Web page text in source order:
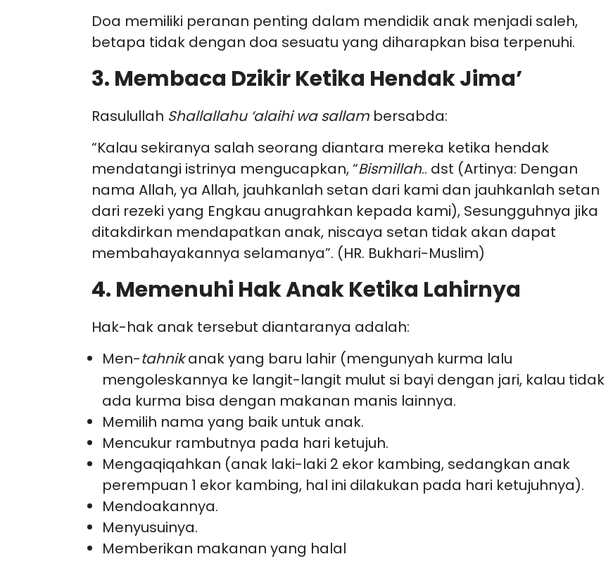
Doa memiliki peranan penting dalam mendidik anak menjadi saleh,
betapa tidak dengan doa sesuatu yang diharapkan bisa terpenuhi.
3. Membaca Dzikir Ketika Hendak Jima’
Rasulullah Shallallahu ‘alaihi wa sallam bersabda:
“Kalau sekiranya salah seorang diantara mereka ketika hendak
mendatangi istrinya mengucapkan, “Bismillah.. dst (Artinya: Dengan
nama Allah, ya Allah, jauhkanlah setan dari kami dan jauhkanlah setan
dari rezeki yang Engkau anugrahkan kepada kami), Sesungguhnya jika
ditakdirkan mendapatkan anak, niscaya setan tidak akan dapat
membahayakannya selamanya”. (HR. Bukhari-Muslim)
4. Memenuhi Hak Anak Ketika Lahirnya
Hak-hak anak tersebut diantaranya adalah:
Men-tahnikanak yang baru lahir (mengunyah kurma lalu
mengoleskannya ke langit-langit mulut si bayi dengan jari, kalau tidak
ada kurma bisa dengan makanan manis lainnya.
Memilih nama yang baik untuk anak.
Mencukur rambutnya pada hari ketujuh.
Mengaqiqahkan (anak laki-laki 2 ekor kambing, sedangkan anak
perempuan 1 ekor kambing, hal ini dilakukan pada hari ketujuhnya).
Mendoakannya.
Menyusuinya.
Memberikan makanan yang halal